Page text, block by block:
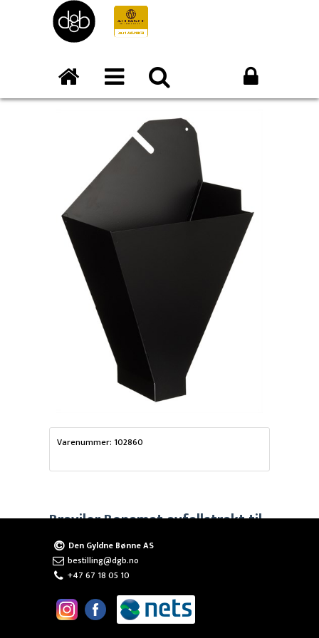
Varenummer: 102860
Bravilor Bonamat avfallstrakt til
Den Gyldne Bønne AS
bestilling@dgb.no
+47 67 18 05 10